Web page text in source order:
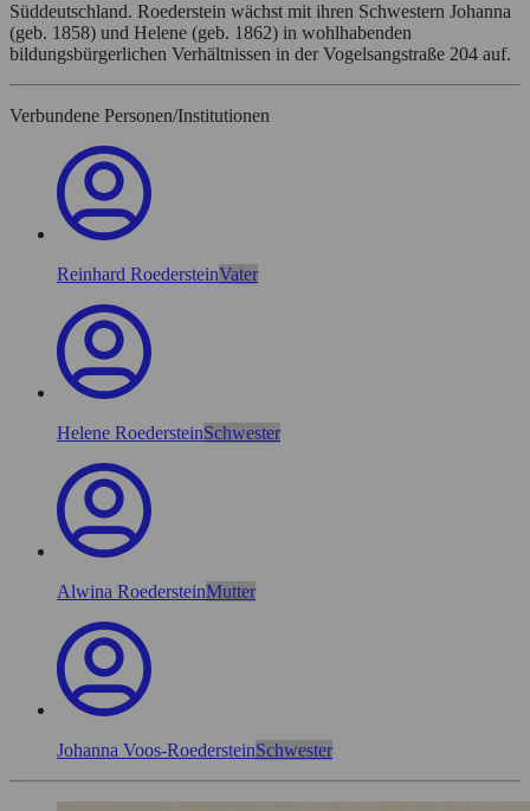
Süddeutschland. Roederstein wächst mit ihren Schwestern Johanna
(geb. 1858) und Helene (geb. 1862) in wohlhabenden
bildungsbürgerlichen Verhältnissen in der Vogelsangstraße 204 auf.
Verbundene Personen/Institutionen
Reinhard RoedersteinVater
Helene RoedersteinSchwester
Alwina RoedersteinMutter
Johanna Voos-RoedersteinSchwester